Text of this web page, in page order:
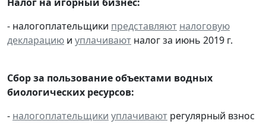
- налогоплательщики представляют налоговую
декларацию и уплачивают налог за июнь 2019 г.
Сбор за пользование объектами водных
биологических ресурсов:
- налогоплательщики уплачивают регулярный взнос